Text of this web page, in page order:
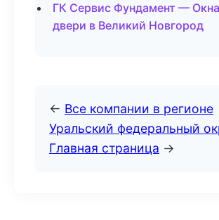
ГК Сервис Фундамент —
двери в Великий Новгород
← Все компании в регионе
Уральский федеральный
Главная страница →